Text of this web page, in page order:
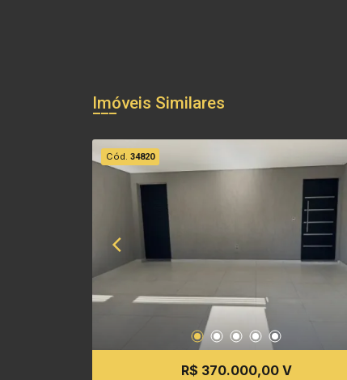
Imóveis Similares
Cód. 34820
R$ 370.000,00 V